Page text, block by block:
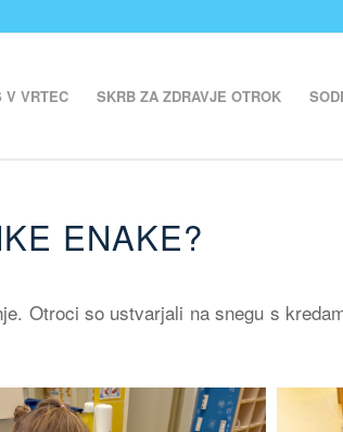
V VRTEC SKRB ZA ZDRAVJE OTROK
ENAKE?
Otroci so ustvarjali na snegu s